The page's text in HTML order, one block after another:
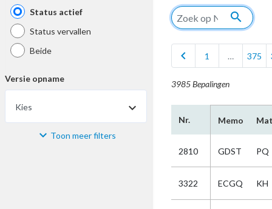
Status actief
Status vervallen
Beide
Versie opname
Kies
Materiaal Toon meer filters
search
chevron_left 1 … 375
3985 Bepalingen
Nr. Memo
2810 GDST PQ
3322 ECGQ KH